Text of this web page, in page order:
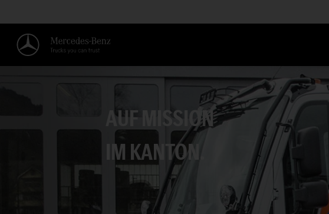
AUF MISSION
IM KANTON.